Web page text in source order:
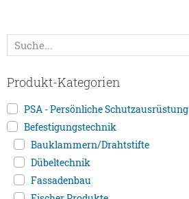
Produkt-Kategorien
PSA - Persönliche Schutzausrüstung
Befestigungstechnik
Bauklammern/Drahtstifte
Dübeltechnik
Fassadenbau